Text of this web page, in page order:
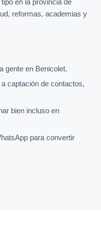
reformas, academias y
gente en Benicolet.
captación de contactos,
bien incluso en
para convertir